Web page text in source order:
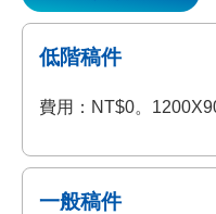
低階稿件
費用：NT$0。
一般稿件